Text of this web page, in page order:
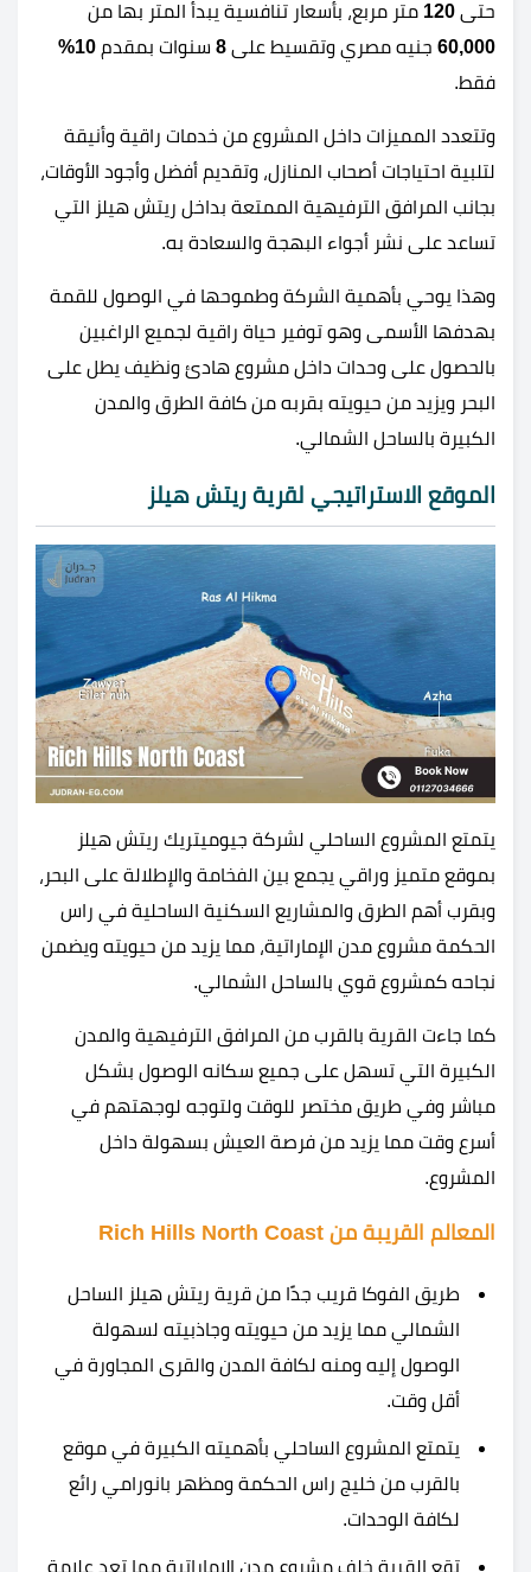
حتى 120 متر مربع، بأسعار تنافسية يبدأ المتر بها من
60,000 جنيه مصري وتقسيط على 8 سنوات بمقدم 10%
فقط.
وتتعدد المميزات داخل المشروع من خدمات راقية وأنيقة
لتلبية احتياجات أصحاب المنازل، وتقديم أفضل وأجود الأوقات،
بجانب المرافق الترفيهية الممتعة بداخل ريتش هيلز التي
تساعد على نشر أجواء البهجة والسعادة به.
وهذا يوحي بأهمية الشركة وطموحها في الوصول للقمة
بهدفها الأسمى وهو توفير حياة راقية لجميع الراغبين
بالحصول على وحدات داخل مشروع هادئ ونظيف يطل على
البحر ويزيد من حيويته بقربه من كافة الطرق والمدن
الكبيرة بالساحل الشمالي.
الموقع الاستراتيجي لقرية ريتش هيلز
يتمتع المشروع الساحلي لشركة جيوميتريك ريتش هيلز
بموقع متميز وراقي يجمع بين الفخامة والإطلالة على البحر،
وبقرب أهم الطرق والمشاريع السكنية الساحلية في راس
الحكمة مشروع مدن الإماراتية، مما يزيد من حيويته ويضمن
نجاحه كمشروع قوي بالساحل الشمالي.
كما جاءت القرية بالقرب من المرافق الترفيهية والمدن
الكبيرة التي تسهل على جميع سكانه الوصول بشكل
مباشر وفي طريق مختصر للوقت ولتوجه لوجهتهم في
أسرع وقت مما يزيد من فرصة العيش بسهولة داخل
المشروع.
المعالم القريبة من Rich Hills North Coast
طريق الفوكا قريب جدًا من قرية ريتش هيلز الساحل
الشمالي مما يزيد من حيويته وجاذبيته لسهولة
الوصول إليه ومنه لكافة المدن والقرى المجاورة في
أقل وقت.
يتمتع المشروع الساحلي بأهميته الكبيرة في موقع
بالقرب من خليج راس الحكمة ومظهر بانورامي رائع
لكافة الوحدات.
تقع القرية خلف مشروع مدن الإماراتية مما تعد علامة